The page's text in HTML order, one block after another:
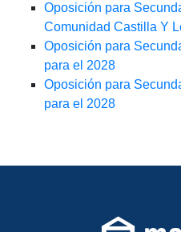
Oposición para
Comunidad Castilla Y
Oposición para
para el 2028
Oposición para
para el 2028